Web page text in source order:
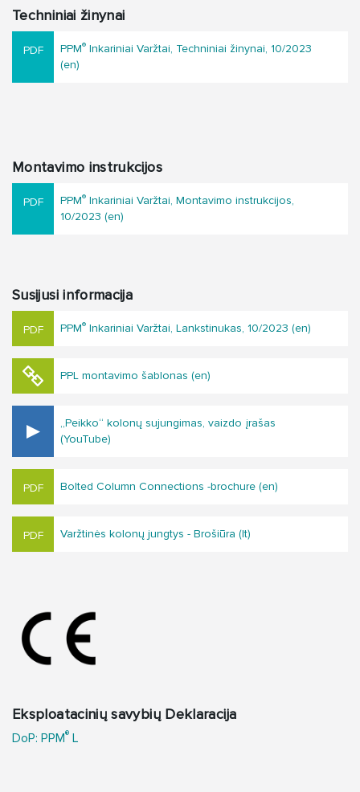
Techniniai žinynai
PPM® Inkariniai Varžtai, Techniniai žinynai, 10/2023
(en)
Montavimo instrukcijos
PPM® Inkariniai Varžtai, Montavimo instrukcijos,
10/2023 (en)
Susijusi informacija
PPM® Inkariniai Varžtai, Lankstinukas, 10/2023 (en)
PPL montavimo šablonas (en)
„Peikko“ kolonų sujungimas, vaizdo įrašas
(YouTube)
Bolted Column Connections -brochure (en)
Varžtinės kolonų jungtys - Brošiūra (lt)
Eksploatacinių savybių Deklaracija
DoP: PPM® L